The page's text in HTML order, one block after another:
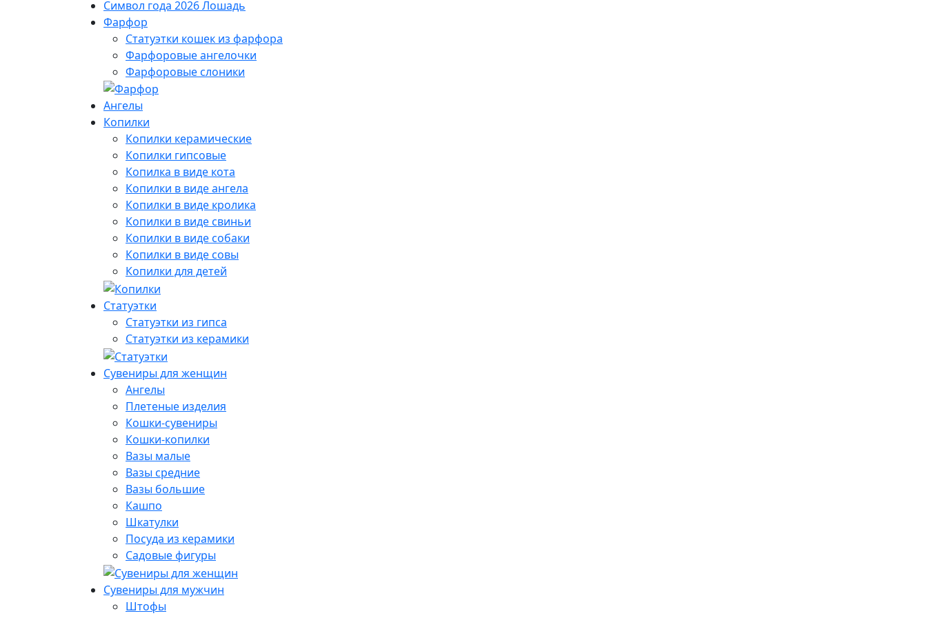
Символ года 2026 Лошадь
Фарфор
Статуэтки кошек из фарфора
Фарфоровые ангелочки
Фарфоровые слоники
Ангелы
Копилки
Копилки керамические
Копилки гипсовые
Копилка в виде кота
Копилки в виде ангела
Копилки в виде кролика
Копилки в виде свиньи
Копилки в виде собаки
Копилки в виде совы
Копилки для детей
Статуэтки
Статуэтки из гипса
Статуэтки из керамики
Сувениры для женщин
Ангелы
Плетеные изделия
Кошки-сувениры
Кошки-копилки
Вазы малые
Вазы средние
Вазы большие
Кашпо
Шкатулки
Посуда из керамики
Садовые фигуры
Сувениры для мужчин
Штофы